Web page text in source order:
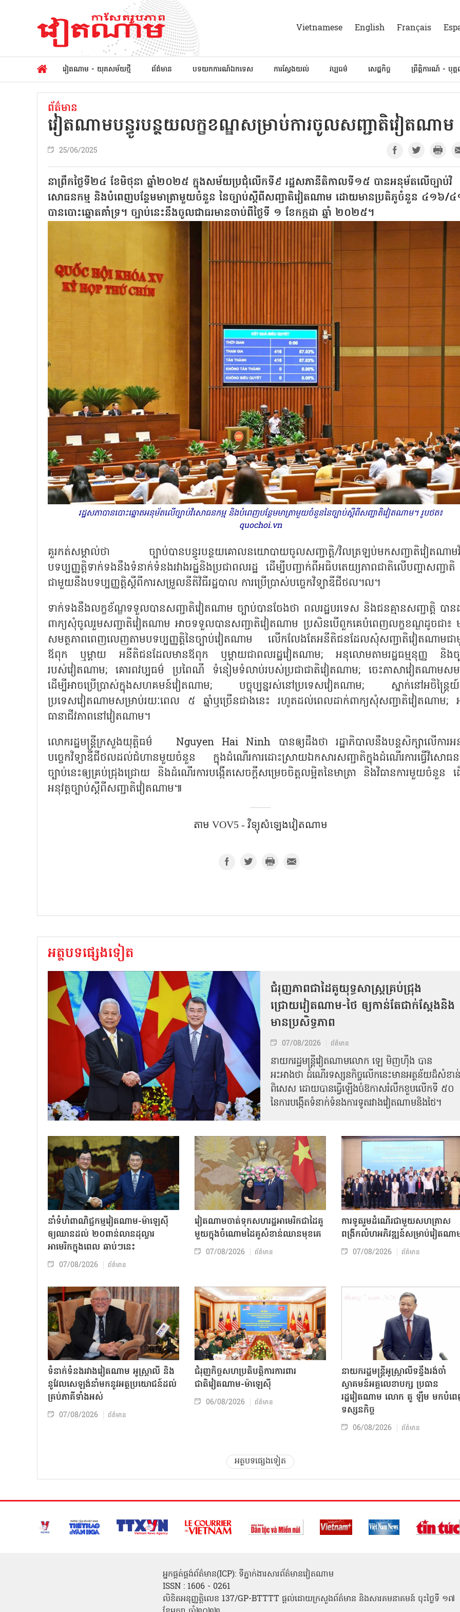
Vietnamese English Français
វៀតណាម - យុគសម័យថ្មី ព័ត៌មាន បទយកការណ៍ឯកទេស ការស្វែងយល់ វប្បធម៌ សេដ្ឋកិច្ច ព្រឹត្តិការណ៍ - បុគ្
ព័ត៌មាន
វៀតណាមបន្ធូរបន្ថយលក្ខខណ្ឌសម្រាប់ការចូលសញ្ជាតិវៀតណាម
25/06/2025
នាព្រឹកថ្ងៃទី២៤ ខែមិថុនា ឆ្នាំ២០២៥ ក្នុងសម័យប្រជុំលើកទី៩ រដ្ឋសភានីតិកាលទី១៥ បានអនុម័តលើច្បាប់វិ
សោធនកម្ម និងបំពេញបន្ថែមមាត្រាមួយចំនួន នៃច្បាប់ស្តីពីសញ្ជាតិវៀតណាម ដោយមានប្រតិភូចំនួន ៤១៦/
បានបោះឆ្នោតគាំទ្រ។ ច្បាប់នេះនឹងចូលជាធរមានចាប់ពីថ្ងៃទី ១ ខែកក្កដា ឆ្នាំ ២០២៥។
រដ្ឋសភាបានបោះឆ្នោតអនុម័តលើច្បាប់វិសោធនកម្ម និងបំពេញបន្ថែមមាត្រាមួយចំនួននៃច្បាប់ស្តីពីសញ្ជាតិវៀតណាម។ រូបថត៖
quochoi.vn
គួរកត់សម្គាល់ថា ច្បាប់បានបន្ធូរបន្ថយគោលនយោបាយចូលសញ្ជាត្តិ/វិលត្រឡប់មកសញ្ជាតិវៀតណា
បទប្បញ្ញត្តិទាក់ទងនឹងទំនាក់ទំនងរវាងរដ្ឋនិងប្រជាពលរដ្ឋ ដើម្បីបញ្ជាក់ពីអធិបតេយ្យភាពជាតិលើបញ្ហាសញ្ជា
ជាមួយនឹងបទប្បញ្ញត្តិស្តីពីការសម្រួលនីតិវិធីរដ្ឋបាល ការប្រើប្រាស់បច្ចេកវិទ្យាឌីជីថល។ល។
ទាក់ទងនឹងលក្ខខ័ណ្ឌទទួលបានសញ្ជាតិវៀតណាម ច្បាប់បានចែងថា ពលរដ្ឋបរទេស និងជនគ្មានសញ្ជាត្តិ បាន
ពាក្យសុំចូលរួមសញ្ជាតិវៀតណាម អាចទទួលបានសញ្ជាតិវៀតណាម ប្រសិនបើពួកគេបំពេញលក្ខខណ្ឌដូចជា៖
សមត្ថភាពពេញលេញតាមបទប្បញ្ញត្តិនៃច្បាប់វៀតណាម លើកលែងតែអនីតិជនដែលសុំសញ្ជាតិវៀតណាមជ
ឪពុក ឬម្តាយ អនីតិជនដែលមានឪពុក ឬម្តាយជាពលរដ្ឋវៀតណាម; អនុលោមតាមរដ្ឋធម្មនុញ្ញ និងច្
របស់វៀតណាម; គោរពវប្បធម៌ ប្រពៃណី ទំនៀមទំលាប់របស់ប្រជាជាតិវៀតណាម; ចេះភាសាវៀតណាមសម
ដើម្បីអាចប្រើប្រាស់ក្នុងសហគមន៍វៀតណាម; បច្ចុប្បន្នរស់នៅប្រទេសវៀតណាម; ស្នាក់នៅអចិន្ត្រៃយ៍
ប្រទេសវៀតណាមសម្រាប់រយៈពេល ៥ ឆ្នាំឬច្រើនជាងនេះ រហូតដល់ពេលដាក់ពាក្យសុំសញ្ជាតិវៀតណាម;
ធានាជីវភាពនៅវៀតណាម។
លោករដ្ឋមន្ត្រីក្រសួងយុត្តិធម៌
Nguyen Hai Ninh បានឲ្យដឹងថា រដ្ឋាភិបាលនឹងបន្តសិក្សាលើការអនុ
បច្ចេកវិទ្យាឌីជីថលដល់ជំហានមួយចំនួន ក្នុងដំណើរការដោះស្រាយឯកសារសញ្ជាតិក្នុងដំណើរការធ្វើវិសោធន
ច្បាប់នេះឲ្យគ្រប់ជ្រុងជ្រោយ និងដំណើរការបង្កើតសេចក្តីសម្រេចចិត្តលម្អិតនៃមាត្រា និងវិធានការមួយចំនួន ដ
អនុវត្តច្បាប់ស្តីពីសញ្ជាតិវៀតណាម៕
តាម VOV5 - វិទ្យុសំឡេង​វៀតណាម
អត្ថបទផ្សេងទៀត
ជំរុញភាពជាដៃគូយុទ្ធសាស្ត្រគ្រប់ជ្រុង
ជ្រោយវៀតណាម-ថៃ ឲ្យកាន់តែជាក់ស្ដែងនិង
មានប្រសិទ្ធភាព
07/08/2026 ព័ត៌មាន
នាយករដ្ឋមន្ត្រីវៀតណាមលោក ឡេ មិញហ៊ឹង បាន
អះអាងថា ដំណើរទស្សនកិច្ចលើកនេះមានអត្ថន័យដ៏សំខាន់
ពិសេស ដោយបានធ្វើឡើងចំឱកាសរំលឹកខួបលើកទី ៥០
នៃការបង្កើតទំនាក់ទំនងការទូតរវាងវៀតណាមនិងថៃ។
នាំទំហំពាណិជ្ជកម្មវៀតណាម-ម៉ាឡេស៊ី
ឲ្យឈានដល់ ២០ពាន់លានដុល្លារ
អាមេរិកក្នុងពេល ឆាប់ៗនេះ
07/08/2026 ព័ត៌មាន
វៀតណាមចាត់ទុកសហរដ្ឋអាមេរិកជាដៃគូ
មួយក្នុងចំណោមដៃគូសំខាន់ឈានមុខគេ
07/08/2026 ព័ត៌មាន
ការទូតរួមដំណើរជាមួយសហគ្រាស
ពង្រីកលំហអភិវឌ្ឍន៍សម្រាប់វៀតណា
07/08/2026 ព័ត៌មាន
ទំនាក់ទំនងរវាងវៀតណាម អូស្ត្រាលី និង
នូវែលសេឡង់នាំមកនូវអត្ថប្រយោជន៍ដល់
គ្រប់ភាគីទាំងអស់
07/08/2026 ព័ត៌មាន
ជំរុញកិច្ចសហប្រតិបត្តិការការពារ
ជាតិវៀតណាម-ម៉ាឡេស៊ី
06/08/2026 ព័ត៌មាន
នាយករដ្ឋមន្ត្រីអូស្ត្រាលីទន្ទឹងរង់ចាំ
ស្វាគមន៍អគ្គលេខាបក្ស ប្រធាន
រដ្ឋវៀតណាម លោក តូ ឡឹម មកបំព
ទស្សនកិច្ច
06/08/2026 ព័ត៌មាន
អត្ថបទផ្សេងទៀត
អ្នកផ្គត់ផ្គង់ព័ត៌មាន(ICP): ទីភ្នាក់ងារសារព័ត៌មានវៀតណាម
ISSN : 1606 - 0261
លិខិតអនុញ្ញត្តិលេខ 137/GP-BTTTT ផ្តល់ដោយក្រសួងព័ត៌មាន និងសារគមនាគមន៍ ចុះថ្ងៃទី ១៧